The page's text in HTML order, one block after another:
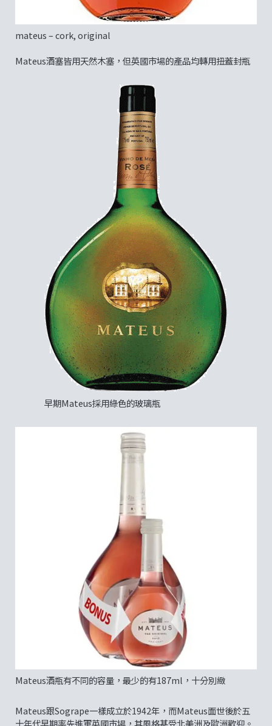
mateus – cork, original
Mateus酒塞皆用天然木塞，但英國市場的產品均轉用扭蓋封瓶
早期Mateus採用綠色的玻璃瓶
Mateus酒瓶有不同的容量，最少的有187ml，十分別緻
Mateus跟Sogrape一樣成立於1942年，而Mateus面世後於五
十年代早期率先進軍英國市場，其風格甚受北美洲及歐洲歡迎。